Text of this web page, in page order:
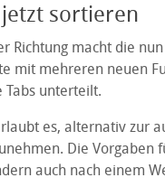
sortieren
Richtung macht die
mit mehreren neuen
Tabs unterteilt.
es, alternativ zur
Die
auch nach einem